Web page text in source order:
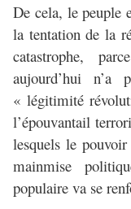
De cela, le peuple
la tentation de la
catastrophe,
aujourd’hui
« légitimité
l’épouvantail
lesquels le pouvoir
mainmise
populaire va se